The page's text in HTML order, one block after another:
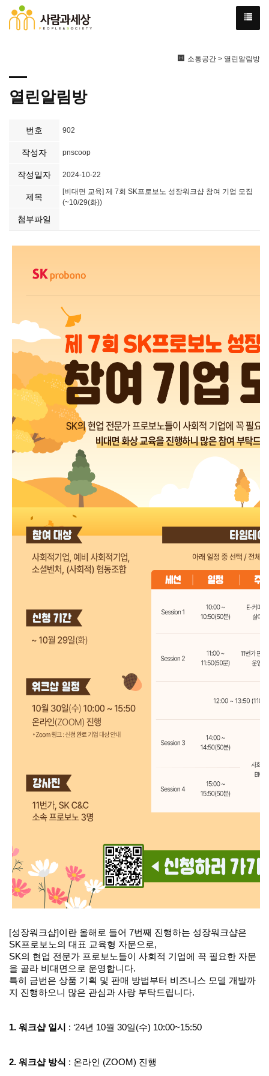
소통공간 > 열린알림방
열린알림방
번호 902
작성자 pnscoop
작성일자 2024-10-22
제목
[비대면 교육] 제 7회 SK프로보노 성장워크샵 참여 기업 모집
(~10/29(화))
첨부파일